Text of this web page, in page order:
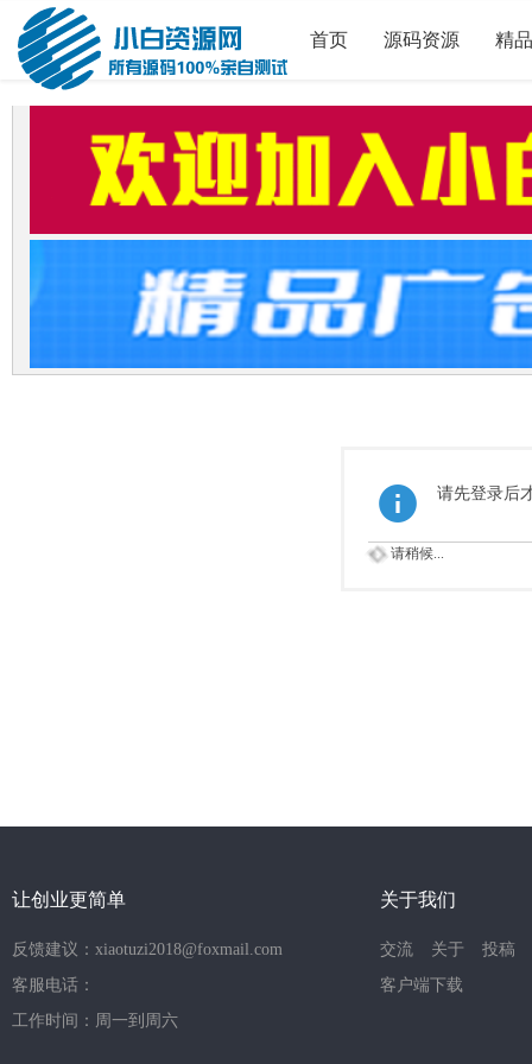
首页 源码资源 精
请先登录后
请稍候...
让创业更简单
反馈建议：xiaotuzi2018@foxmail.com
客服电话：
工作时间：周一到周六
关于我们
交流 关于
投稿
客户端下载